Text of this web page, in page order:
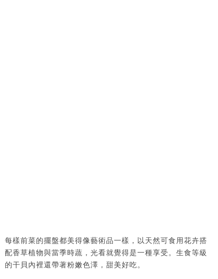
每樣前菜的擺盤都美得像藝術品一樣，以天然可食用花卉搭
配香草植物與當季時蔬，光看就覺得是一種享受。生食等級
的干貝內裡還帶著粉嫩色澤，甜美好吃。